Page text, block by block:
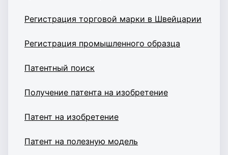
Регистрация торговой марки в Швейцарии
Регистрация промышленного образца
Патентный поиск
Получение патента на изобретение
Патент на изобретение
Патент на полезную модель